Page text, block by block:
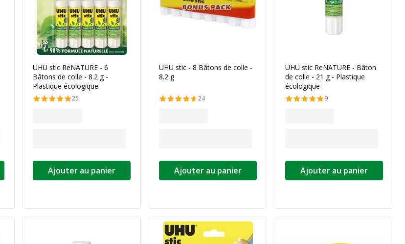
UHU stic ReNATURE - 6
Bâtons de colle - 8.2 g -
Plastique écologique
25
Ajouter au panier
UHU stic - 8 Bâtons de colle -
8.2 g
24
Ajouter au panier
UHU stic ReNATURE - Bâton
de colle - 21 g - Plastique
écologique
9
Ajouter au panier